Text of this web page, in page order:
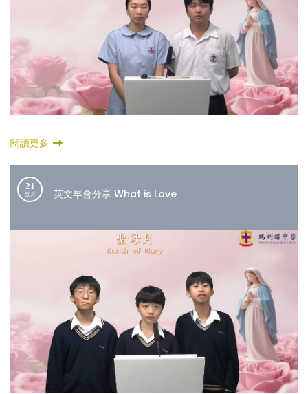
閱讀更多
21
五月 英文早會分享 What is Love